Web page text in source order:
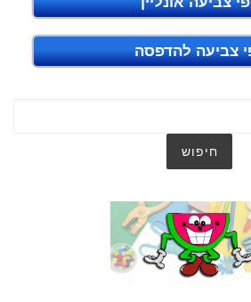
צביעה להדפסה